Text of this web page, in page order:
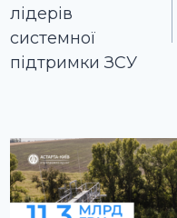
лідерів
системної
підтримки ЗСУ